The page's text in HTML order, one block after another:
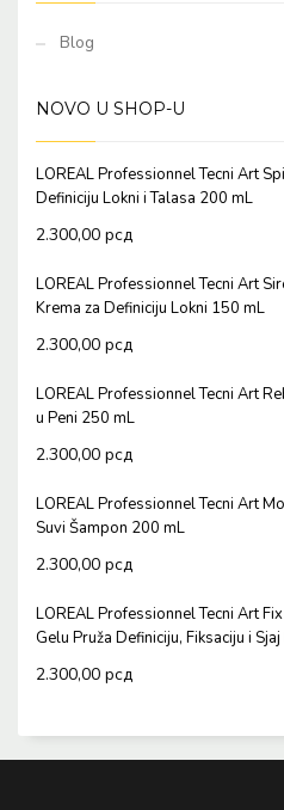
Blog
NOVO U SHOP-U
LOREAL Professionnel Tecni Art
Definiciju Lokni i Talasa 200 mL
2.300,00 рсд
LOREAL Professionnel Tecni Art
Krema za Definiciju Lokni 150 mL
2.300,00 рсд
LOREAL Professionnel Tecni Art
u Peni 250 mL
2.300,00 рсд
LOREAL Professionnel Tecni Art
Suvi Šampon 200 mL
2.300,00 рсд
LOREAL Professionnel Tecni Art
Gelu Pruža Definiciju, Fiksaciju i
2.300,00 рсд